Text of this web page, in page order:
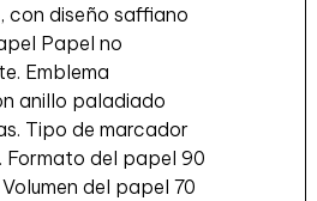
con diseño saffiano
Papel no
Emblema
anillo paladiado
Tipo de marcador
Formato del papel 90
Volumen del papel 70